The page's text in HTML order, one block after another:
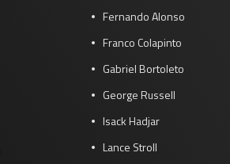
Fernando Alonso
Franco Colapinto
Gabriel Bortoleto
George Russell
Isack Hadjar
Lance Stroll